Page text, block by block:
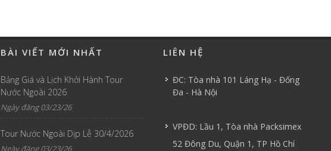
BÀI VIẾT MỚI NHẤT
Bảng Giá và Lịch Khởi Hành Tour
Nước Ngoài 2026
Ngày đăng 03/23/26
Tour Nước Ngoài Dịp Lễ 30/4/2026
Ngày đăng 03/23/26
LIÊN HỆ
ĐC: Tòa nhà 101 Láng Hạ - Đống
Đa - Hà Nội
VPĐD: Lầu 1, Tòa nhà Packsimex
52 Đông Du, Quận 1, TP Hồ Chí